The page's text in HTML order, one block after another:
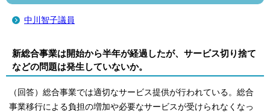
中川智子議員
新総合事業は開始から半年が経過したが、サービス切り捨て
などの問題は発生していないか。
（回答）総合事業では適切なサービス提供が行われている。総合
事業移行による負担の増加や必要なサービスが受けられなくなっ